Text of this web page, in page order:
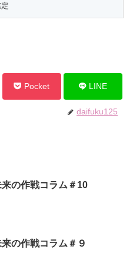
Pocket LINE
daifuku125
の作戦コラム＃10
の作戦コラム＃９